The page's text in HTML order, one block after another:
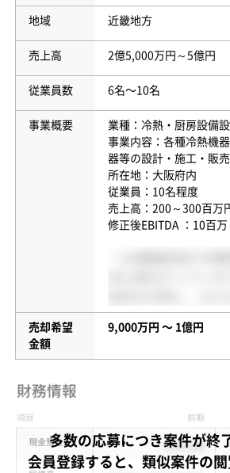
地域 近畿地方
売上高 2億5,000万円～5億円
従業員数 6名〜10名
事業概要
業種：冷熱・厨房設備
事業内容：各種冷熱機
器等の設計・施工・販売
所在地：大阪府内
従業員：10名程度
売上高：200～300百万
修正後EBITDA ：10百万
売却希望
金額
9,000万円 〜 1億円
多数の応募につき案件が終